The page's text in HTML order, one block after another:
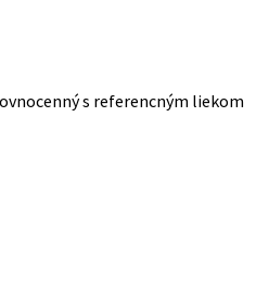
s referencným liekom